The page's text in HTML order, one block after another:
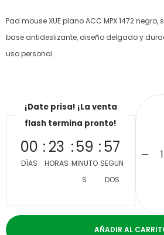
Pad mouse XUE plano ACC MPX 1472
base antideslizante, diseño delgado y
uso personal.
¡Date prisa! ¡La venta
flash termina pronto!
00
DÍAS
23
HORAS
59
MINUTO
S
57
SEGUN
DOS
AÑADIR AL